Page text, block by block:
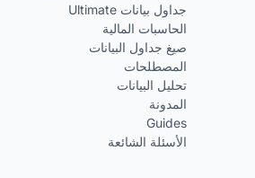
جداول بيانات Ultimate
الحاسبات المالية
صيغ جداول البيانات
المصطلحات
تحليل البيانات
المدونة
Guides
الأسئلة الشائعة